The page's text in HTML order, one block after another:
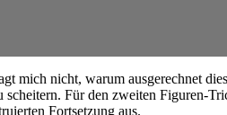
mich nicht, warum ausgerechnet
scheitern. Für den zweiten Figuren-
Fortsetzung aus.